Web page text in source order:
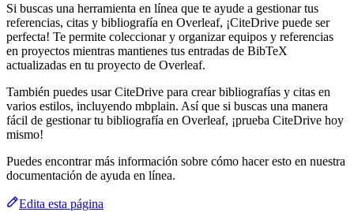
Si buscas una herramienta en línea que te ayude a gestionar tus
referencias, citas y bibliografía en Overleaf, ¡CiteDrive puede ser
perfecta! Te permite coleccionar y organizar equipos y referencias
en proyectos mientras mantienes tus entradas de BibTeX
actualizadas en tu proyecto de Overleaf.
También puedes usar CiteDrive para crear bibliografías y citas en
varios estilos, incluyendo mbplain. Así que si buscas una manera
fácil de gestionar tu bibliografía en Overleaf, ¡prueba CiteDrive hoy
mismo!
Puedes encontrar más información sobre cómo hacer esto en nuestra
documentación de ayuda en línea.
Edita esta página